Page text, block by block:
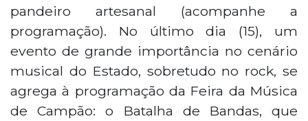
pandeiro artesanal (acompanhe a
programação). No último dia (15), um
evento de grande importância no cenário
musical do Estado, sobretudo no rock, se
agrega à programação da Feira da Música
de Campão: o Batalha de Bandas, que